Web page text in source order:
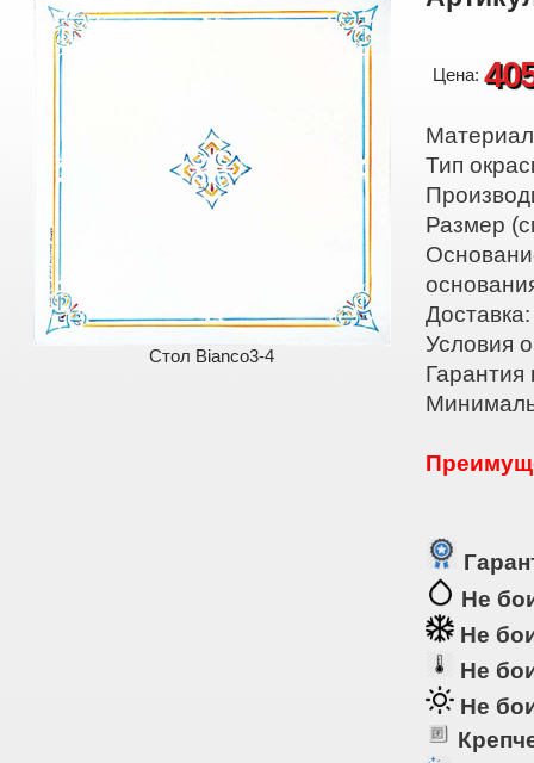
Стол Bianco3-4
Цена:
Тип
Размер
Условия
Гарантия
Не
Не
Не
Не